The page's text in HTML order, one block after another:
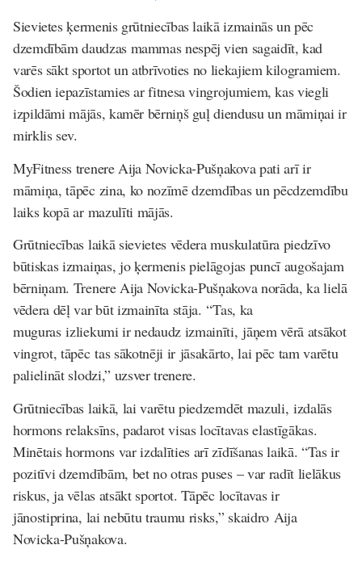
Sievietes ķermenis grūtniecības laikā izmainās un pēc
dzemdībām daudzas mammas nespēj vien sagaidīt, kad
varēs sākt sportot un atbrīvoties no liekajiem kilogramiem.
Šodien iepazīstamies ar fitnesa vingrojumiem, kas viegli
izpildāmi mājās, kamēr bērniņš guļ diendusu un māmiņai ir
mirklis sev.
MyFitness trenere Aija Novicka-Pušņakova pati arī ir
māmiņa, tāpēc zina, ko nozīmē dzemdības un pēcdzemdību
laiks kopā ar mazulīti mājās.
Grūtniecības laikā sievietes vēdera muskulatūra piedzīvo
būtiskas izmaiņas, jo ķermenis pielāgojas puncī augošajam
bērniņam. Trenere Aija Novicka-Pušņakova norāda, ka lielā
vēdera dēļ var būt izmainīta stāja. “Tas, ka
muguras izliekumi ir nedaudz izmainīti, jāņem vērā atsākot
vingrot, tāpēc tas sākotnēji ir jāsakārto, lai pēc tam varētu
palielināt slodzi,” uzsver trenere.
Grūtniecības laikā, lai varētu piedzemdēt mazuli, izdalās
hormons relaksīns, padarot visas locītavas elastīgākas.
Minētais hormons var izdalīties arī zīdīšanas laikā. “Tas ir
pozitīvi dzemdībām, bet no otras puses – var radīt lielākus
riskus, ja vēlas atsākt sportot. Tāpēc locītavas ir
jānostiprina, lai nebūtu traumu risks,” skaidro Aija
Novicka-Pušņakova.